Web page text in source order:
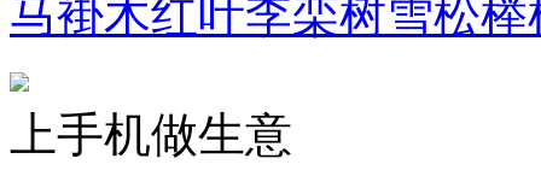
马褂木红叶李栾树雪松榉
上手机做生意